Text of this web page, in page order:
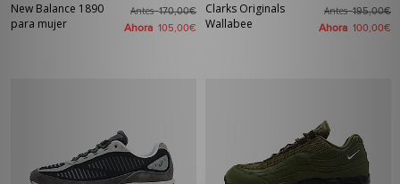
New Balance 1890
para mujer
Antes170,00€
Ahora 105,00€
Clarks Originals
Wallabee
Antes195,00€
Ahora 100,00€